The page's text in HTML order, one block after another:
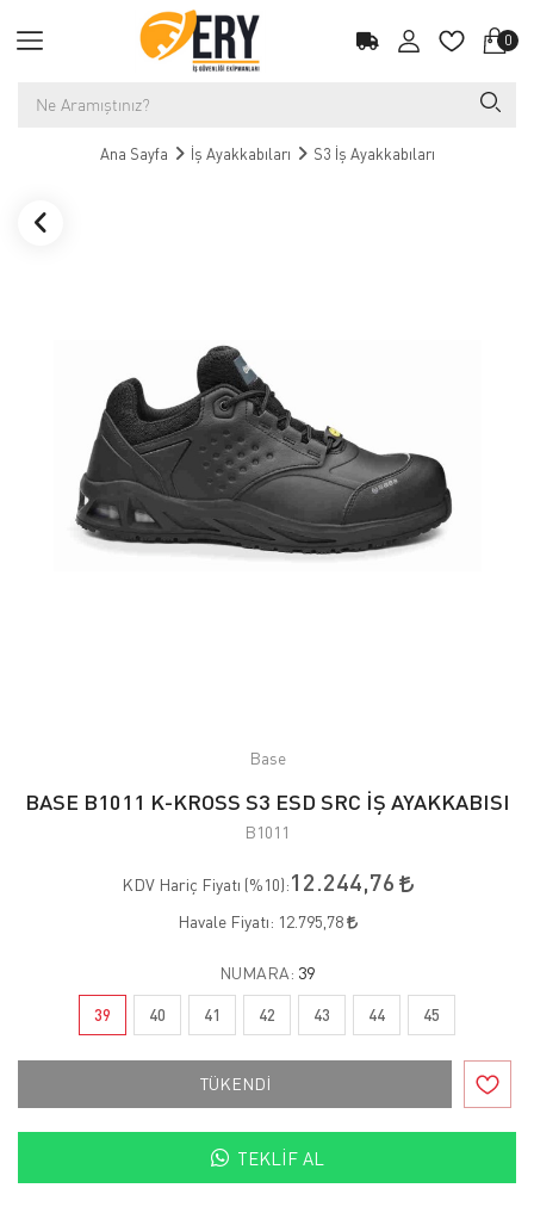
0
Ana Sayfa İş Ayakkabıları S3 İş Ayakkabıları
Base
BASE B1011 K-KROSS S3 ESD SRC İŞ AYAKKABISI
B1011
KDV Hariç Fiyatı (%10):12.244,76
Havale Fiyatı: 12.795,78
NUMARA: 39
39 40 41 42 43 44 45
TÜKENDİ
TEKLIF AL